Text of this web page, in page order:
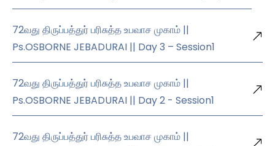
72வது திருப்பத்துர் பரிசுத்த உபவாச முகாம் ||
Ps.OSBORNE JEBADURAI || Day 3 – Session1
72வது திருப்பத்துர் பரிசுத்த உபவாச முகாம் ||
Ps.OSBORNE JEBADURAI || Day 2 - Session1
72வது திருப்பத்துர் பரிசுத்த உபவாச முகாம் ||